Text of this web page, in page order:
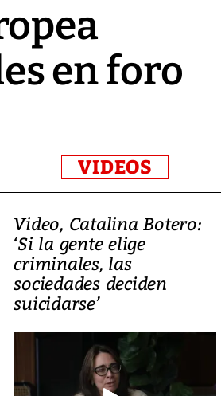
en foro
VIDEOS
Video, Catalina Botero:
‘Si la gente elige
criminales, las
sociedades deciden
suicidarse’